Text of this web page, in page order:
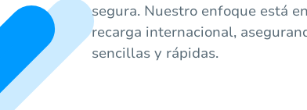
segura. Nuestro enfoque está
recarga internacional,
sencillas y rápidas.